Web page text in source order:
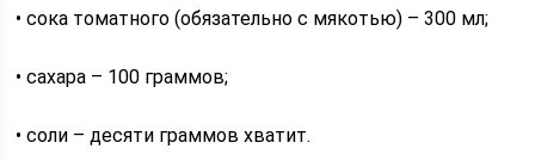
• сока томатного (обязательно с мякотью) – 300 мл;
• сахара – 100 граммов;
• соли – десяти граммов хватит.